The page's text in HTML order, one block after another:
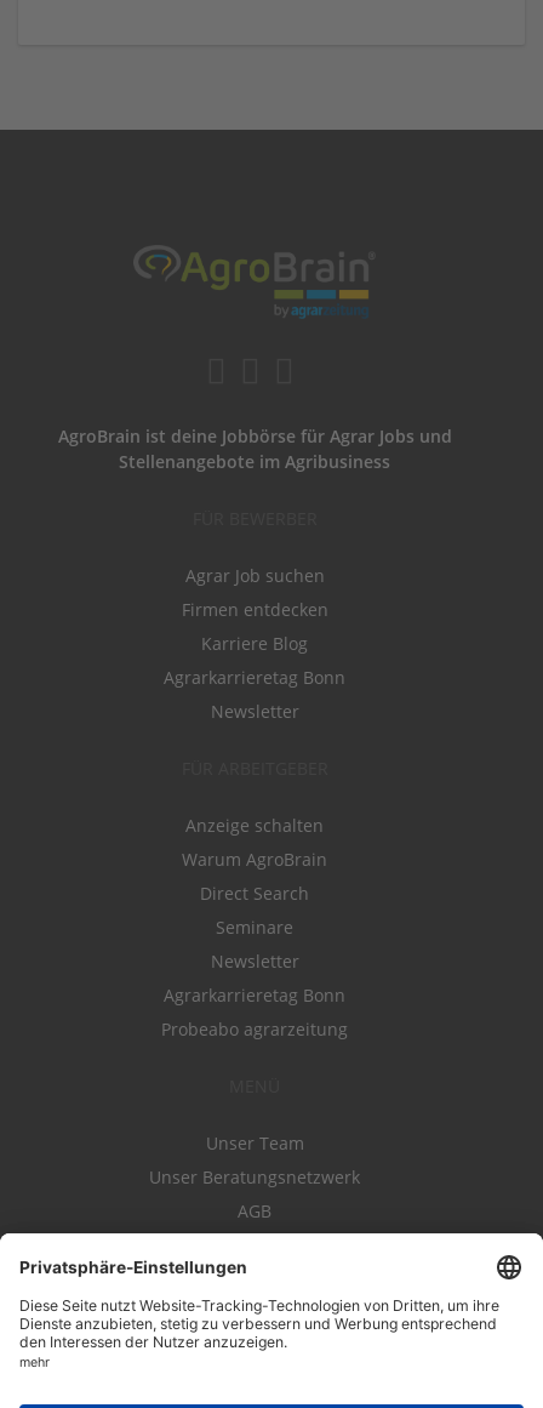
AgroBrain ist deine Jobbörse für Agrar Jobs und
Stellenangebote im Agribusiness
Agrar Job suchen
Firmen entdecken
Karriere Blog
Agrarkarrieretag Bonn
Newsletter
Anzeige schalten
Warum AgroBrain
Direct Search
Seminare
Newsletter
Agrarkarrieretag Bonn
Probeabo agrarzeitung
Unser Team
Unser Beratungsnetzwerk
AGB
Datenschutz
Impressum
Kontakt